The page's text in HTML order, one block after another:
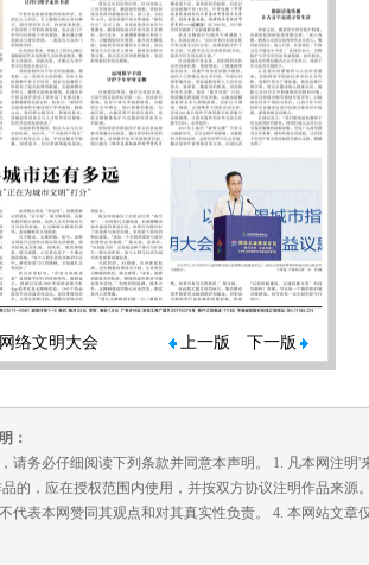
络文明大会 上一版 下一版
：
请务必仔细阅读下列条款并同意本声明。 1. 凡本网注
的，应在授权范围内使用，并按双方协议注明作品来
代表本网赞同其观点和对其真实性负责。 4. 本网站文